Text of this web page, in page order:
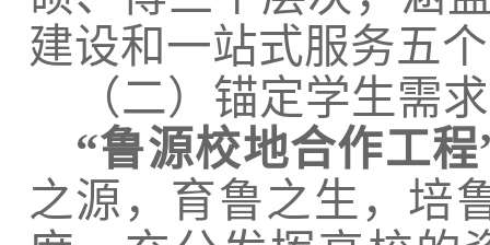
建设和一站式服务五
（二）锚定学生需
“鲁源校地合作工程
之源，育鲁之生，培